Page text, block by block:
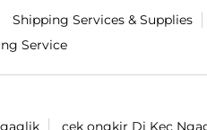
Shipping Services & Supplies
Service
cek ongkir Di Kec